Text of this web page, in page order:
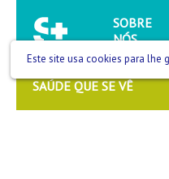
SOBRE
NÓS
SAÚDE QUE SE VÊ
Este site usa cookies para lhe